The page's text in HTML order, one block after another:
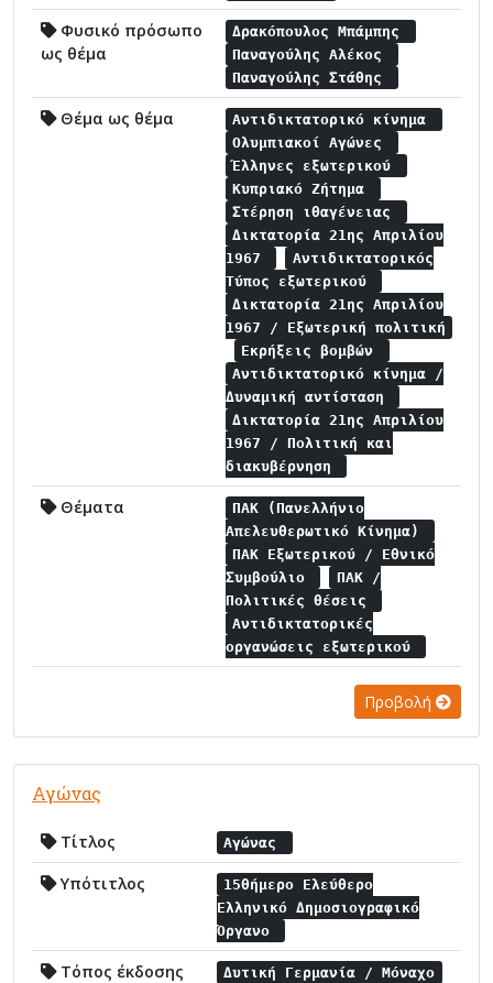
Φυσικό πρόσωπο
ως θέμα
Δρακόπουλος Μπάμπης
Παναγούλης Αλέκος
Παναγούλης Στάθης
Θέμα ως θέμα
Αντιδικτατορικό κίνημα
Ολυμπιακοί Αγώνες
Έλληνες εξωτερικού
Κυπριακό Ζήτημα
Στέρηση ιθαγένειας
Δικτατορία 21ης Απριλίου
1967
Αντιδικτατορικός
Τύπος εξωτερικού
Δικτατορία 21ης Απριλίου
1967 / Εξωτερική πολιτική
Εκρήξεις βομβών
Αντιδικτατορικό κίνημα /
Δυναμική αντίσταση
Δικτατορία 21ης Απριλίου
1967 / Πολιτική και
διακυβέρνηση
Θέματα
ΠΑΚ (Πανελλήνιο
Απελευθερωτικό Κίνημα)
ΠΑΚ Εξωτερικού / Εθνικό
Συμβούλιο
ΠΑΚ /
Πολιτικές θέσεις
Αντιδικτατορικές
οργανώσεις εξωτερικού
Προβολή
Αγώνας
Τίτλος Αγώνας
Υπότιτλος
15θήμερο Ελεύθερο
Ελληνικό Δημοσιογραφικό
Όργανο
Τόπος έκδοσης Δυτική Γερμανία / Μόναχο